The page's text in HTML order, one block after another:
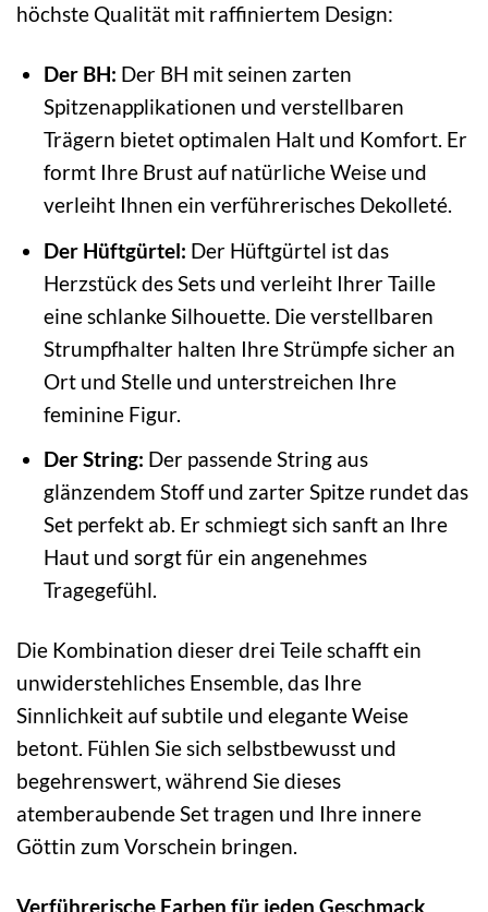
höchste Qualität mit raffiniertem Design:
Der BH: Der BH mit seinen zarten
Spitzenapplikationen und verstellbaren
Trägern bietet optimalen Halt und Komfort. Er
formt Ihre Brust auf natürliche Weise und
verleiht Ihnen ein verführerisches Dekolleté.
Der Hüftgürtel: Der Hüftgürtel ist das
Herzstück des Sets und verleiht Ihrer Taille
eine schlanke Silhouette. Die verstellbaren
Strumpfhalter halten Ihre Strümpfe sicher an
Ort und Stelle und unterstreichen Ihre
feminine Figur.
Der String: Der passende String aus
glänzendem Stoff und zarter Spitze rundet das
Set perfekt ab. Er schmiegt sich sanft an Ihre
Haut und sorgt für ein angenehmes
Tragegefühl.
Die Kombination dieser drei Teile schafft ein
unwiderstehliches Ensemble, das Ihre
Sinnlichkeit auf subtile und elegante Weise
betont. Fühlen Sie sich selbstbewusst und
begehrenswert, während Sie dieses
atemberaubende Set tragen und Ihre innere
Göttin zum Vorschein bringen.
Verführerische Farben für jeden Geschmack